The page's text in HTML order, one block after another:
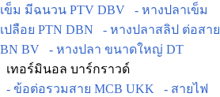
เข็ม มีฉนวน PTV DBV
- หางปลาเข็ม
เปลือย PTN DBN
- หางปลาสลิป ต่อสาย
BN BV
- หางปลา ขนาดใหญ่ DT
เทอร์มินอล บาร์กราวด์
- ข้อต่อรวมสาย MCB UKK
- สายไฟ